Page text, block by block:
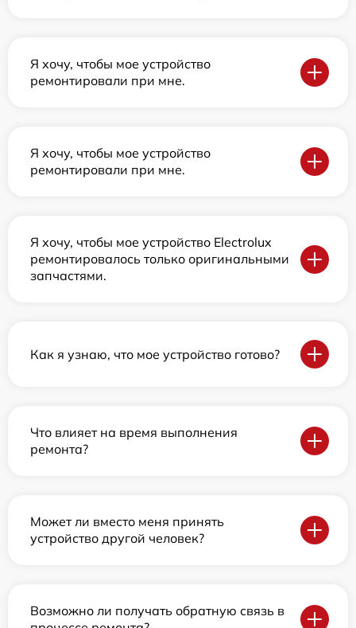
Я хочу, чтобы мое устройство
ремонтировали при мне.
Я хочу, чтобы мое устройство
ремонтировали при мне.
Я хочу, чтобы мое устройство Electrolux
ремонтировалось только оригинальными
запчастями.
Как я узнаю, что мое устройство готово?
Что влияет на время выполнения
ремонта?
Может ли вместо меня принять
устройство другой человек?
Возможно ли получать обратную связь в